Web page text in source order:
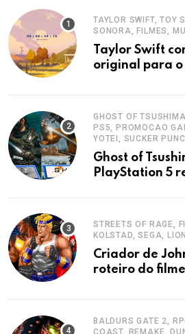
TAYLOR SWIFT, TOY
SONORA, FILMES,
Taylor Swift
original para o
GHOST OF
PS5, PROMOCAO
YOTEI, SUCKER
Ghost of
PlayStation 5
STREETS OF RAGE,
KOLSTAD, SEGA,
Criador de
roteiro do
BALDURS GATE 2,
COAST, REMAKE,